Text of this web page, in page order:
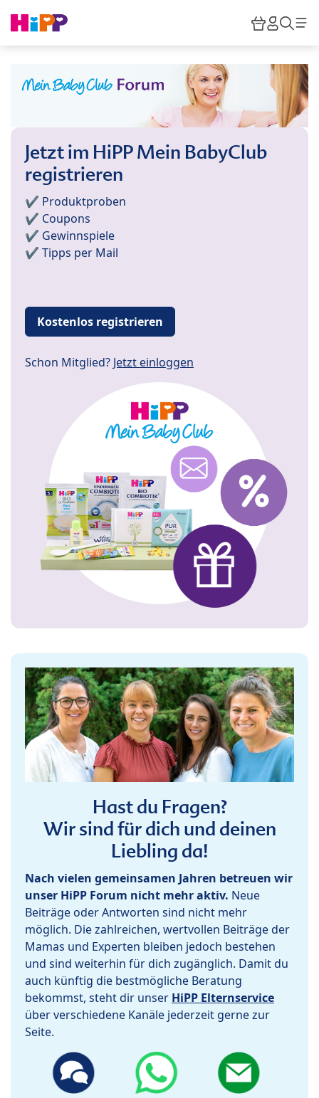
HiPP
Jetzt im HiPP Mein BabyClub
registrieren
✔️ Produktproben
✔️ Coupons
✔️ Gewinnspiele
✔️ Tipps per Mail
Kostenlos registrieren
Schon Mitglied? Jetzt einloggen
Hast du Fragen?
Wir sind für dich und deinen
Liebling da!
Nach vielen gemeinsamen Jahren betreuen wir
unser HiPP Forum nicht mehr aktiv. Neue
Beiträge oder Antworten sind nicht mehr
möglich. Die zahlreichen, wertvollen Beiträge der
Mamas und Experten bleiben jedoch bestehen
und sind weiterhin für dich zugänglich. Damit du
auch künftig die bestmögliche Beratung
bekommst, steht dir unser HiPP Elternservice
über verschiedene Kanäle jederzeit gerne zur
Seite.